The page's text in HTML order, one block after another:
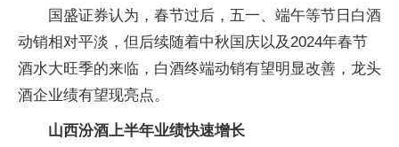
国盛证券认为，春节过后，五一、端午等节日白酒
动销相对平淡，但后续随着中秋国庆以及2024年春节
酒水大旺季的来临，白酒终端动销有望明显改善，龙头
酒企业绩有望现亮点。
山西汾酒上半年业绩快速增长